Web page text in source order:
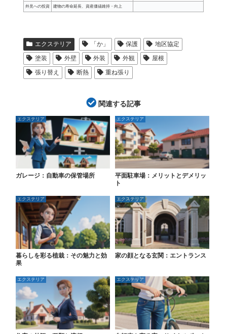
外見への投資 建物の寿命延長、資産価値維持・向上
エクステリア 「か」 保護
地区協定
塗装
外壁 外装 外観
屋根
張り替え
断熱 重ね張り
関連する記事
エクステリア
ガレージ：自動車の保管場所
エクステリア
平面駐車場：メリットとデメリッ
ト
エクステリア
暮らしを彩る植栽：その魅力と効
果
エクステリア
家の顔となる玄関：エントランス
エクステリア エクステリア